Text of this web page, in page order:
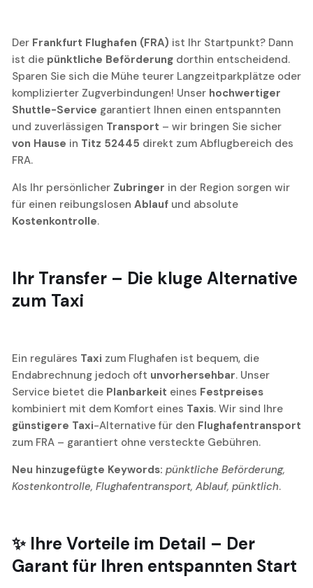
Der Frankfurt Flughafen (FRA) ist Ihr Startpunkt? Dann
ist die pünktliche Beförderung dorthin entscheidend.
Sparen Sie sich die Mühe teurer Langzeitparkplätze oder
komplizierter Zugverbindungen! Unser hochwertiger
Shuttle-Service garantiert Ihnen einen entspannten
und zuverlässigen Transport – wir bringen Sie sicher
von Hause in Titz 52445 direkt zum Abflugbereich des
FRA.
Als Ihr persönlicher Zubringer in der Region sorgen wir
für einen reibungslosen Ablauf und absolute
Kostenkontrolle.
Ihr Transfer – Die kluge Alternative
zum Taxi
Ein reguläres Taxi zum Flughafen ist bequem, die
Endabrechnung jedoch oft unvorhersehbar. Unser
Service bietet die Planbarkeit eines Festpreises
kombiniert mit dem Komfort eines Taxis. Wir sind Ihre
günstigere Taxi-Alternative für den Flughafentransport
zum FRA – garantiert ohne versteckte Gebühren.
Neu hinzugefügte Keywords: pünktliche Beförderung,
Kostenkontrolle, Flughafentransport, Ablauf, pünktlich.
✨ Ihre Vorteile im Detail – Der
Garant für Ihren entspannten Start